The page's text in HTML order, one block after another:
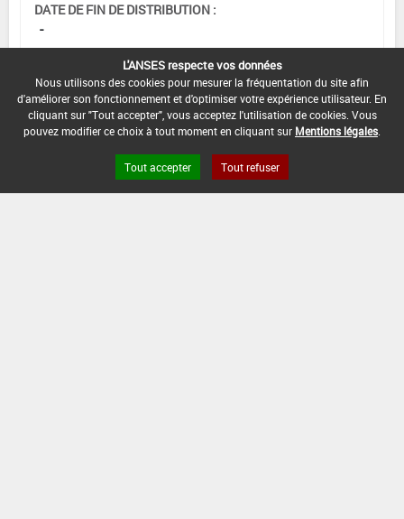
DATE DE FIN DE DISTRIBUTION :
-
DATE DE FIN D'UTILISATION :
-
L'ANSES respecte vos données
Nous utilisons des cookies pour mesurer la fréquentation du site afin
d'améliorer son fonctionnement et d'optimiser votre expérience utilisateur. En
cliquant sur "Tout accepter", vous acceptez l'utilisation de cookies. Vous
pouvez modifier ce choix à tout moment en cliquant sur Mentions légales
Tout accepter Tout refuser